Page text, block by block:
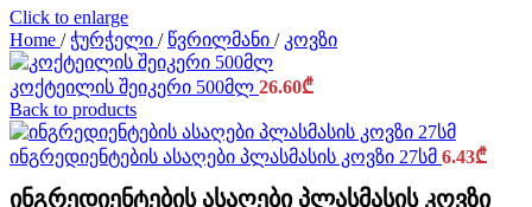
Click to enlarge
Home / ჭურჭელი / წვრილმანი / კოვზი
კოქტეილის შეიკერი 500მლ 26.60₾
Back to products
ინგრედიენტების ასაღები პლასმასის კოვზი 27სმ 6.43₾
ინგრედიენტების ასაღები პლასმასის კოვზი